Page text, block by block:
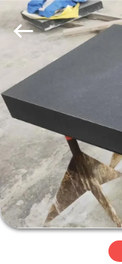
বাড়ি
পণ্য
আমাদের
সম্পর্কে
কারখানা
Famous
International
Trading
Co.,